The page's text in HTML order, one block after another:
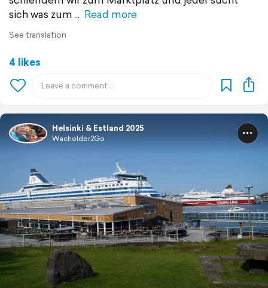
sich was zum
Read more
See translation
4 likes
Helsinki & Estland 2025
Wacholder2Go